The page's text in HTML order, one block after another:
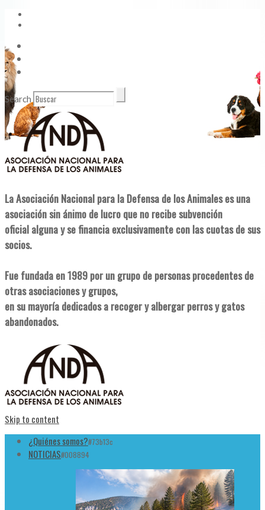
Search
La Asociación Nacional para la Defensa de los Animales es una
asociación sin ánimo de lucro que no recibe subvención
oficial alguna y se financia exclusivamente con las cuotas de sus
socios.
Fue fundada en 1989 por un grupo de personas procedentes de
otras asociaciones y grupos,
en su mayoría dedicados a recoger y albergar perros y gatos
abandonados.
Skip to content
¿Quiénes somos?#73b13c
NOTICIAS#008894